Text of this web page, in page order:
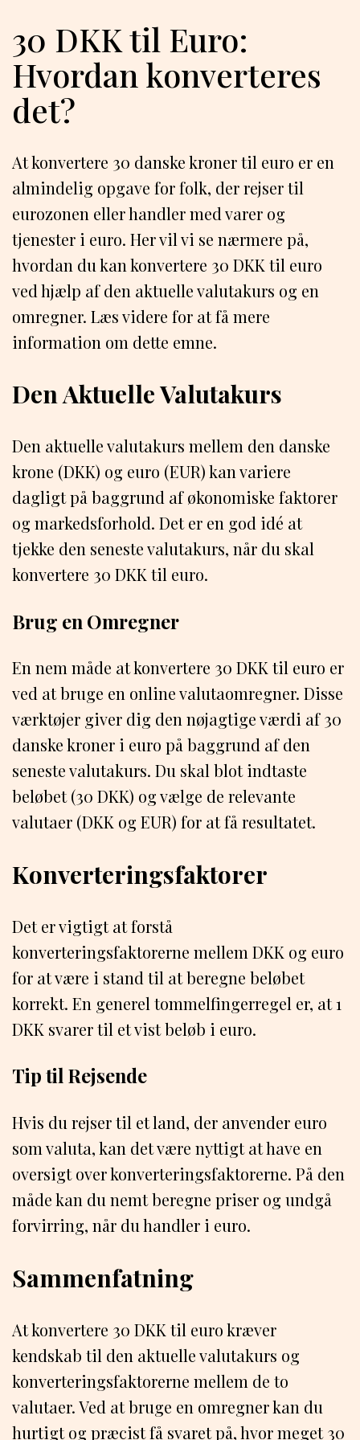
30 DKK til Euro:
Hvordan konverteres
det?
At konvertere 30 danske kroner til euro er en
almindelig opgave for folk, der rejser til
eurozonen eller handler med varer og
tjenester i euro. Her vil vi se nærmere på,
hvordan du kan konvertere 30 DKK til euro
ved hjælp af den aktuelle valutakurs og en
omregner. Læs videre for at få mere
information om dette emne.
Den Aktuelle Valutakurs
Den aktuelle valutakurs mellem den danske
krone (DKK) og euro (EUR) kan variere
dagligt på baggrund af økonomiske faktorer
og markedsforhold. Det er en god idé at
tjekke den seneste valutakurs, når du skal
konvertere 30 DKK til euro.
Brug en Omregner
En nem måde at konvertere 30 DKK til euro er
ved at bruge en online valutaomregner. Disse
værktøjer giver dig den nøjagtige værdi af 30
danske kroner i euro på baggrund af den
seneste valutakurs. Du skal blot indtaste
beløbet (30 DKK) og vælge de relevante
valutaer (DKK og EUR) for at få resultatet.
Konverteringsfaktorer
Det er vigtigt at forstå
konverteringsfaktorerne mellem DKK og euro
for at være i stand til at beregne beløbet
korrekt. En generel tommelfingerregel er, at 1
DKK svarer til et vist beløb i euro.
Tip til Rejsende
Hvis du rejser til et land, der anvender euro
som valuta, kan det være nyttigt at have en
oversigt over konverteringsfaktorerne. På den
måde kan du nemt beregne priser og undgå
forvirring, når du handler i euro.
Sammenfatning
At konvertere 30 DKK til euro kræver
kendskab til den aktuelle valutakurs og
konverteringsfaktorerne mellem de to
valutaer. Ved at bruge en omregner kan du
hurtigt og præcist få svaret på, hvor meget 30